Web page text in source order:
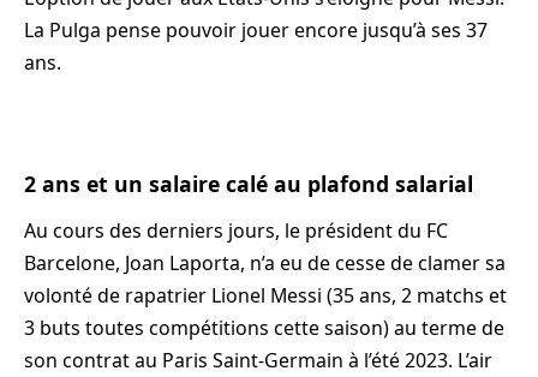
La Pulga pense pouvoir jouer encore jusqu’à ses 37
ans.
2 ans et un salaire calé au plafond salarial
Au cours des derniers jours, le président du FC
Barcelone, Joan Laporta, n’a eu de cesse de clamer sa
volonté de rapatrier Lionel Messi (35 ans, 2 matchs et
3 buts toutes compétitions cette saison) au terme de
son contrat au Paris Saint-Germain à l’été 2023. L’air